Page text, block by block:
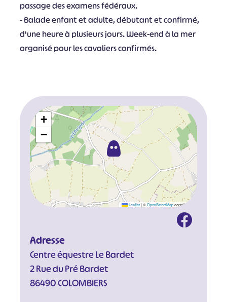
passage des examens fédéraux.
- Balade enfant et adulte, débutant et confirmé,
d'une heure à plusieurs jours. Week-end à la mer
organisé pour les cavaliers confirmés.
+
−
Leaflet |©OpenStreetMapcontributors
Adresse
Centre équestre Le Bardet
2 Rue du Pré Bardet
86490 COLOMBIERS